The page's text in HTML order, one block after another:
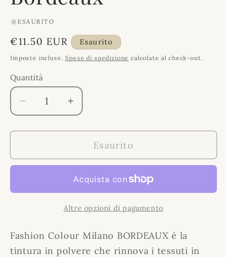
ESAURITO
Prezzo
di
€11.50 EUR Esaurito
Imposte incluse.Spese di spedizione calcolate al check-out.
Quantità
Quantità
Diminuisci
quantità
per
Colour
Aumenta
quantità
per
Fashion
Colour
Tintura
Esaurito
Altre opzioni di pagamento
Fashion Colour Milano BORDEAUX è la
tintura in polvere che rinnova i tessuti in